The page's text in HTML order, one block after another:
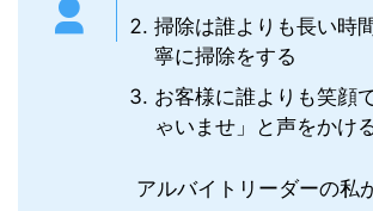
掃除は誰よりも長い時
寧に掃除をする
お客様に誰よりも笑顔
ゃいませ」と声をかけ
アルバイトリーダーの私